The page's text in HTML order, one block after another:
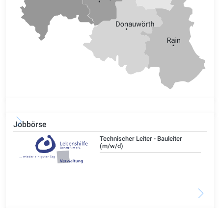
Jobbörse
Technischer Leiter - Bauleiter
(m/w/d)